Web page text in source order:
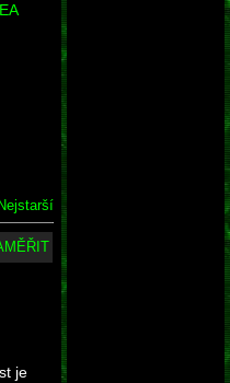
EA
Nejstarší
je